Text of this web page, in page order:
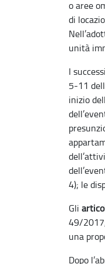
o aree
di
unità
I
5-11
inizio
4); le
Gli
49/
una
Dopo